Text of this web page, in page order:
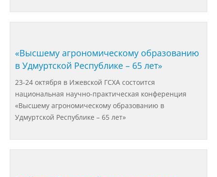
Организация питания в
образовательной организации
Абитуриенту
«Высшему агрономическому образованию
в Удмуртской Республике – 65 лет»
23-24 октября в Ижевской ГСХА состоится
национальная научно-практическая конференция
«Высшему агрономическому образованию в
Удмуртской Республике – 65 лет»